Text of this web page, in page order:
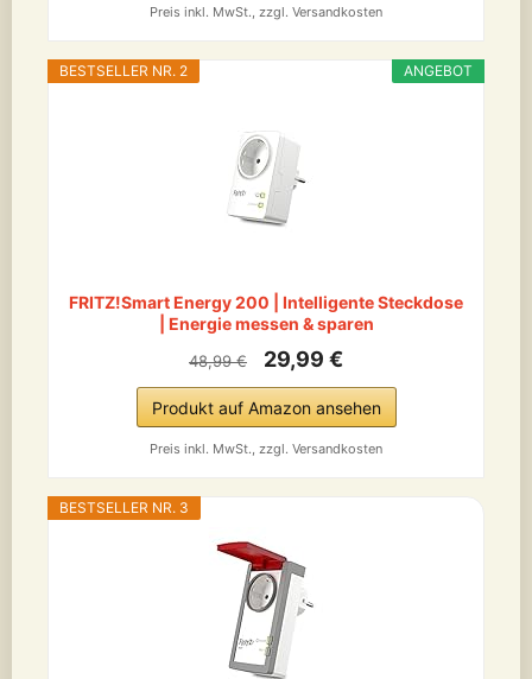
Preis inkl. MwSt., zzgl. Versandkosten
ANGEBOT
BESTSELLER NR. 2
FRITZ!Smart Energy 200 | Intelligente Steckdose
| Energie messen & sparen
48,99 € 29,99 €
Produkt auf Amazon ansehen
Preis inkl. MwSt., zzgl. Versandkosten
BESTSELLER NR. 3